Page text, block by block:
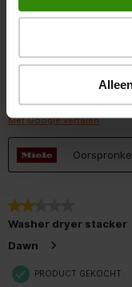
PRODUCT GEKOCHT
Excellent solution to
washing machine.
Met Google vertalen
2 van 5 sterren.
Washer dryer stacker
Dawn
PRODUCT GEKOCHT